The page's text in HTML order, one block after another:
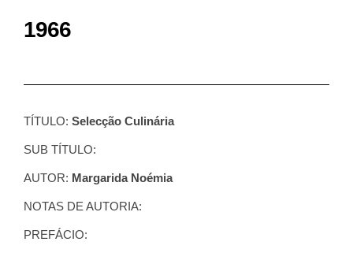
1966
TÍTULO: Selecção Culinária
SUB TÍTULO:
AUTOR: Margarida Noémia
NOTAS DE AUTORIA:
PREFÁCIO: